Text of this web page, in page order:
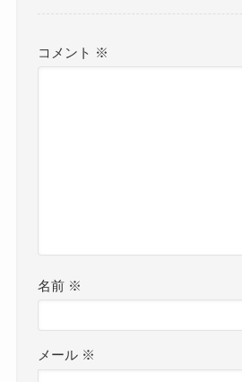
コメント ※
名前 ※
メール ※